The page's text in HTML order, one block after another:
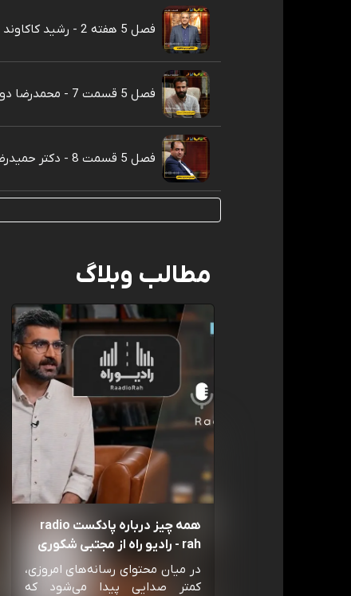
فصل 5 هفته 2 - رشید کاکاوند
فصل 5 قسمت 7 - محمدرضا دوست‌محمدی
فصل 5 قسمت 8 - دکتر حمیدرضا قجر
مطالب وبلاگ
همه چیز درباره پادکست radio
rah - رادیو راه از مجتبی شکوری
در میان محتوای رسانه‌های امروزی،
کمتر صدایی پیدا می‌شود که